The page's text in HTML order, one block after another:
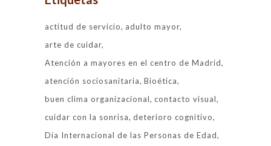
actitud de servicio
adulto mayor
arte de cuidar
Atención a mayores en el centro de Madrid
atención sociosanitaria Bioética
buen clima organizacional contacto visual
cuidar con la sonrisa deterioro cognitivo
Día Internacional de las Personas de Edad